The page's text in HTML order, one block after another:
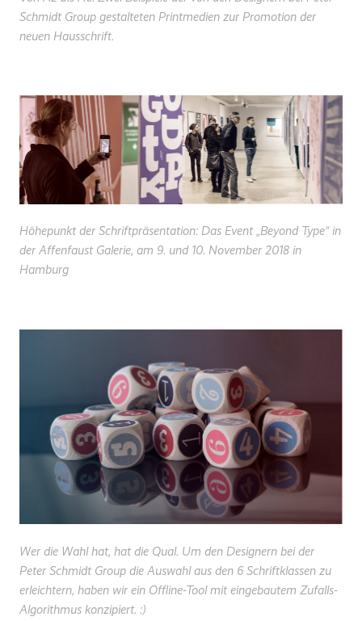
Schmidt Group gestalteten Printmedien zur Promotion der
neuen Hausschrift.
Höhepunkt der Schriftpräsentation: Das Event „Beyond Type“ in
der Affenfaust Galerie, am 9. und 10. November 2018 in
Hamburg
Wer die Wahl hat, hat die Qual. Um den Designern bei der
Peter Schmidt Group die Auswahl aus den 6 Schriftklassen zu
erleichtern, haben wir ein Offline-Tool mit eingebautem Zufalls-
Algorithmus konzipiert. :)